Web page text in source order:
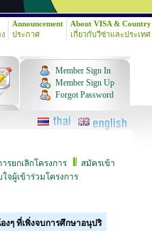
Announcement
ประกาศ
About VISA & Country
เกี่ยวกับวีซ่าและประเทศ
Member Sign In
Member Sign Up
Forgot Password
รยกเลิกโครงการ
สมัครเข้า
จผู้เข้าร่วมโครงการ
งๆ ที่เพิ่งจบการศึกษาอนุปริ